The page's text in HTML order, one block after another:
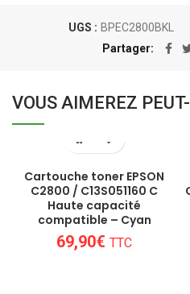
UGS : BPEC2800BKL
Partager
VOUS AIMEREZ
Cartouche toner EPSON
C2800 / C13S051160 C
Haute capacité
compatible – Cyan
69,90€ TTC